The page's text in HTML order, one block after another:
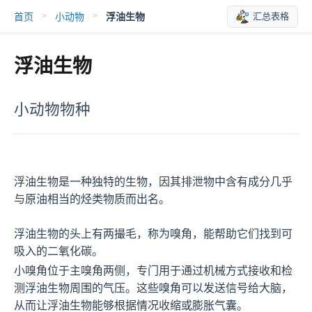
首页 > 小动物 > 浮油生物 汇总表格
浮油生物
小动物物种
浮油生物是一种独特的生物，因其排泄物中含有成分几乎
与原油相当的烃类物质而出名。
浮油生物的头上有两撮毛，称为嗅角，能帮助它们找到可
吸入的二氧化碳。
小嗅角位于主嗅角两侧，专门用于通过机械方式接收和检
测浮油生物周围的气压。这些嗅角可以发送信号给大脑，
从而让浮油生物能够根据情况收缩或膨胀气囊。